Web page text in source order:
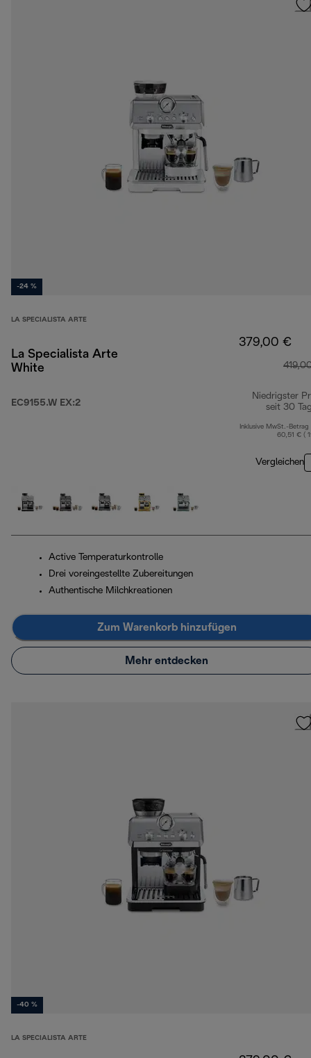
-24 %
LA SPECIALISTA ARTE
La Specialista Arte
White
EC9155.W EX:2
379,00 €
Niedrigster
seit 30
Inklusive MwSt.-Betrag
60,51 € (
Vergleichen
Active Temperaturkontrolle
Drei voreingestellte Zubereitungen
Authentische Milchkreationen
Zum Warenkorb hinzufügen
Mehr entdecken
-40 %
LA SPECIALISTA ARTE